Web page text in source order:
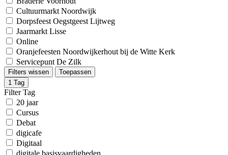
Cultuurmarkt Noordwijk
Dorpsfeest Oegstgeest Lijtweg
Jaarmarkt Lisse
Online
Oranjefeesten Noordwijkerhout bij de Witte Kerk
Servicepunt De Zilk
Filters wissen
Toepassen
1 Tag
Filter Tag
20 jaar
Cursus
Debat
digicafe
Digitaal
digitale basisvaardigheden